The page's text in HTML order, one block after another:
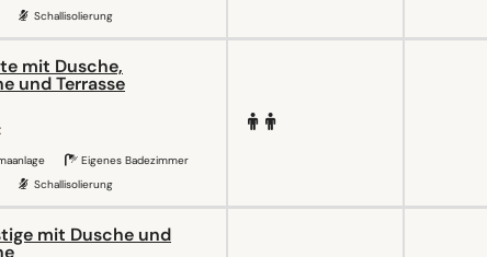
Schallisolierung
mit Dusche,
und Terrasse
Eigenes Badezimmer
Schallisolierung
mit Dusche und